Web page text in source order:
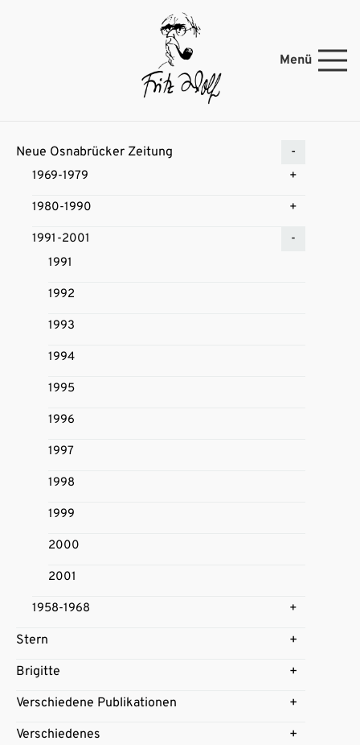
Menü
Neue Osnabrücker Zeitung
1969-1979
1980-1990
1991-2001
1991
1992
1993
1994
1995
1996
1997
1998
1999
2000
2001
1958-1968
Stern
Brigitte
Verschiedene Publikationen
Verschiedenes